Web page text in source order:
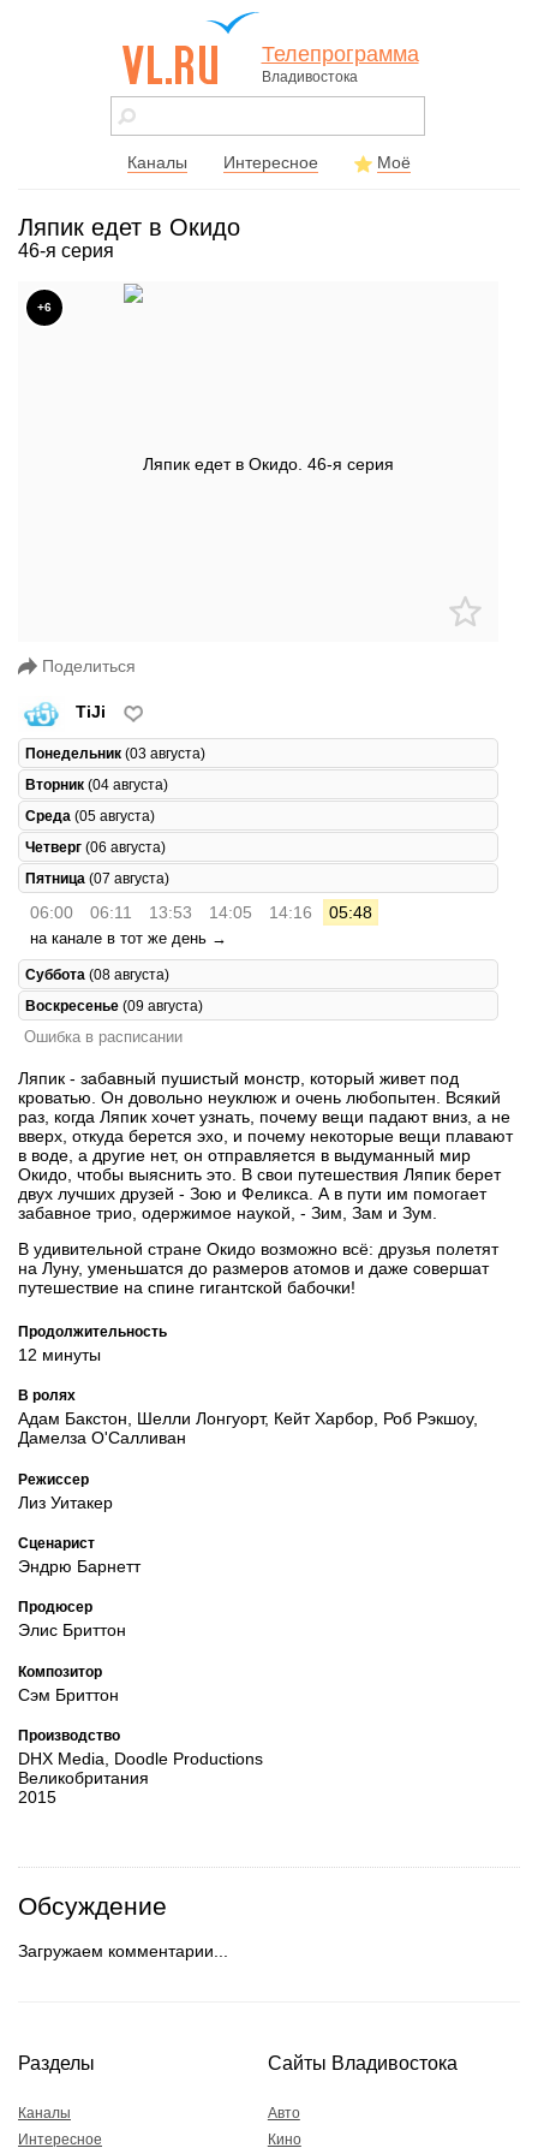
vl.ru - сайт
города
Телепрограмма
Владивостока
Каналы Интересное Моё
Ляпик едет в Окидо
46-я серия
+6
Поделиться
TiJi
Понедельник (03 августа)
Вторник (04 августа)
Среда (05 августа)
Четверг (06 августа)
Пятница (07 августа)
06:00 06:11 13:53 14:05 14:16 05:48
на канале в тот же день →
Суббота (08 августа)
Воскресенье (09 августа)
Ошибка в расписании
Ляпик - забавный пушистый монстр, который живет под
кроватью. Он довольно неуклюж и очень любопытен. Всякий
раз, когда Ляпик хочет узнать, почему вещи падают вниз, а не
вверх, откуда берется эхо, и почему некоторые вещи плавают
в воде, а другие нет, он отправляется в выдуманный мир
Окидо, чтобы выяснить это. В свои путешествия Ляпик берет
двух лучших друзей - Зою и Феликса. А в пути им помогает
забавное трио, одержимое наукой, - Зим, Зам и Зум.
В удивительной стране Окидо возможно всё: друзья полетят
на Луну, уменьшатся до размеров атомов и даже совершат
путешествие на спине гигантской бабочки!
Продолжительность
12 минуты
В ролях
Адам Бакстон, Шелли Лонгуорт, Кейт Харбор, Роб Рэкшоу,
Дамелза О'Салливан
Режиссер
Лиз Уитакер
Сценарист
Эндрю Барнетт
Продюсер
Элис Бриттон
Композитор
Сэм Бриттон
Производство
DHX Media, Doodle Productions
Великобритания
2015
Обсуждение
Загружаем комментарии...
Разделы
Каналы
Интересное
Сайты Владивостока
Авто
Кино